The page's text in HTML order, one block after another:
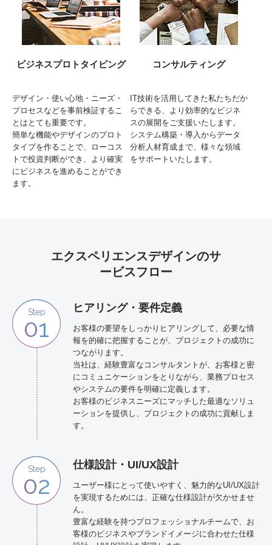
ビジネスプロトタイピング
デザイン・使い心地・ニーズ・
プロセスなどを事前検証するこ
とはとても重要です。
簡単な機能やデザインのプロト
タイプを作ることで、ローコス
トで投資判断ができ、より確実
にビジネスを進めることができ
ます。
コンサルティング
IT技術を活用してきた私たちだか
らできる、より効率的なビジネ
スの展開をご支援いたします。
システム構築・導入からデータ
分析人材育成まで、様々な領域
をサポートいたします。
エクスペリエンスデザインのサ
ービスフロー
Step
01
ヒアリング・要件定義
お客様の要望をしっかりヒアリングして、必要な情
報を的確に把握することが、プロジェクトの成功に
つながります。
当社は、経験豊富なコンサルタントが、お客様と密
にコミュニケーションをとりながら、業務プロセス
やシステムの要件を明確に定義します。
お客様のビジネスニーズにマッチした最適なソリュ
ーションを提供し、プロジェクトの成功に貢献しま
す。
Step
02
仕様設計・UI/UX設計
ユーザー様にとって使いやすく、魅力的なUI/UX設計
を実現するためには、正確な仕様設計が欠かせませ
ん。
豊富な経験を持つプロフェッショナルチームで、お
客様のビジネスやブランドイメージに合わせた仕様